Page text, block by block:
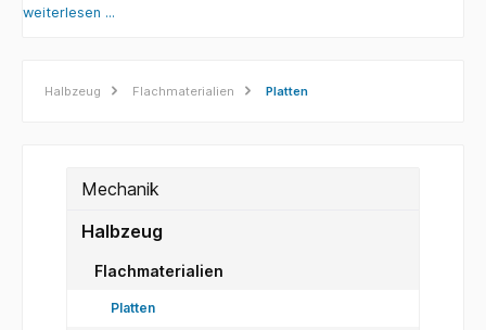
weiterlesen ...
Halbzeug Flachmaterialien Platten
Mechanik
Halbzeug
Flachmaterialien
Platten